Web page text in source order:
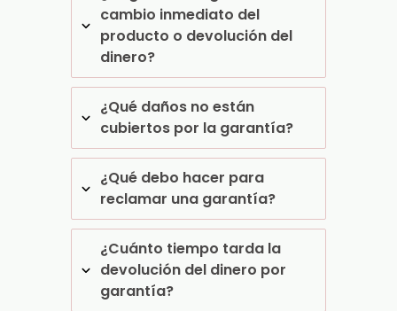
cambio inmediato del
producto o devolución del
dinero?
¿Qué daños no están
cubiertos por la garantía?
¿Qué debo hacer para
reclamar una garantía?
¿Cuánto tiempo tarda la
devolución del dinero por
garantía?